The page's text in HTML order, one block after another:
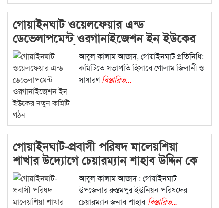
গোয়াইনঘাট ওয়েলফেয়ার এন্ড
ডেভেলাপমেন্ট ওরগানাইজেশন ইন ইউকের
নতুন কমিটি গঠনআবুল কালাম আজাদ, গোয়াইনঘাট প্রতিনিধি:
কমিটিতে সভাপতি হিসাবে গোলাম জিলানী ও
সাধারণবিস্তারিত...
গোয়াইনঘাট-প্রবাসী পরিষদ মালেয়শিয়া
শাখার উদ্যোগে চেয়ারম্যান শাহাব উদ্দিন কে
সংবর্ধনা প্রদান
আবুল কালাম আজাদ : গোয়াইনঘাট
উপজেলার রুস্তমপুর ইউনিয়ন পরিষদের
চেয়ারম্যান জনাব শাহাব বিস্তারিত...